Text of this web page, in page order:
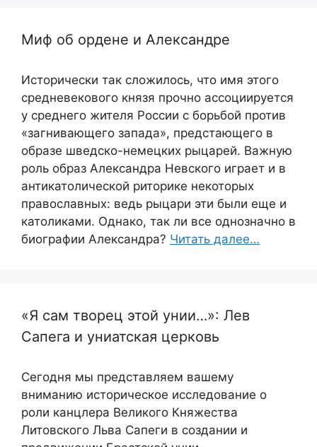
Миф об ордене и Александре
Исторически так сложилось, что имя этого
средневекового князя прочно ассоциируется
у среднего жителя России с борьбой против
«загнивающего запада», предстающего в
образе шведско-немецких рыцарей. Важную
роль образ Александра Невского играет и в
антикатолической риторике некоторых
православных: ведь рыцари эти были еще и
католиками. Однако, так ли все однозначно в
биографии Александра? Читать далее…
«Я сам творец этой унии…»: Лев
Сапега и униатская церковь
Сегодня мы представляем вашему
вниманию историческое исследование о
роли канцлера Великого Княжества
Литовского Льва Сапеги в создании и